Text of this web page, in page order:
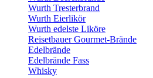
Wurth Tresterbrand
Wurth Eierlikör
Wurth edelste Liköre
Reisetbauer Gourmet-Brände
Edelbrände
Edelbrände Fass
Whisky